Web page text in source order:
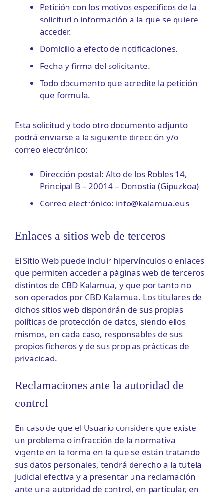
Petición con los motivos específicos de la
solicitud o información a la que se quiere
acceder.
Domicilio a efecto de notificaciones.
Fecha y firma del solicitante.
Todo documento que acredite la petición
que formula.
Esta solicitud y todo otro documento adjunto
podrá enviarse a la siguiente dirección y/o
correo electrónico:
Dirección postal: Alto de los Robles 14,
Principal B – 20014 – Donostia (Gipuzkoa)
Correo electrónico: info@kalamua.eus
Enlaces a sitios web de terceros
El Sitio Web puede incluir hipervínculos o enlaces
que permiten acceder a páginas web de terceros
distintos de CBD Kalamua, y que por tanto no
son operados por CBD Kalamua. Los titulares de
dichos sitios web dispondrán de sus propias
políticas de protección de datos, siendo ellos
mismos, en cada caso, responsables de sus
propios ficheros y de sus propias prácticas de
privacidad.
Reclamaciones ante la autoridad de
control
En caso de que el Usuario considere que existe
un problema o infracción de la normativa
vigente en la forma en la que se están tratando
sus datos personales, tendrá derecho a la tutela
judicial efectiva y a presentar una reclamación
ante una autoridad de control, en particular, en